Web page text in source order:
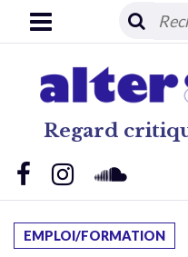
Regard
EMPLOI/FORMATION